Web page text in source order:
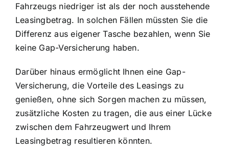
Fahrzeugs niedriger ist als der noch ausstehende
Leasingbetrag. In solchen Fällen müssten Sie die
Differenz aus eigener Tasche bezahlen, wenn Sie
keine Gap-Versicherung haben.
Darüber hinaus ermöglicht Ihnen eine Gap-
Versicherung, die Vorteile des Leasings zu
genießen, ohne sich Sorgen machen zu müssen,
zusätzliche Kosten zu tragen, die aus einer Lücke
zwischen dem Fahrzeugwert und Ihrem
Leasingbetrag resultieren könnten.